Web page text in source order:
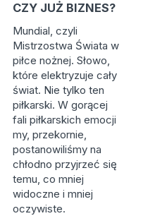
CZY JUŻ BIZNES?
Mundial, czyli
Mistrzostwa Świata w
piłce nożnej. Słowo,
które elektryzuje cały
świat. Nie tylko ten
piłkarski. W gorącej
fali piłkarskich emocji
my, przekornie,
postanowiliśmy na
chłodno przyjrzeć się
temu, co mniej
widoczne i mniej
oczywiste.